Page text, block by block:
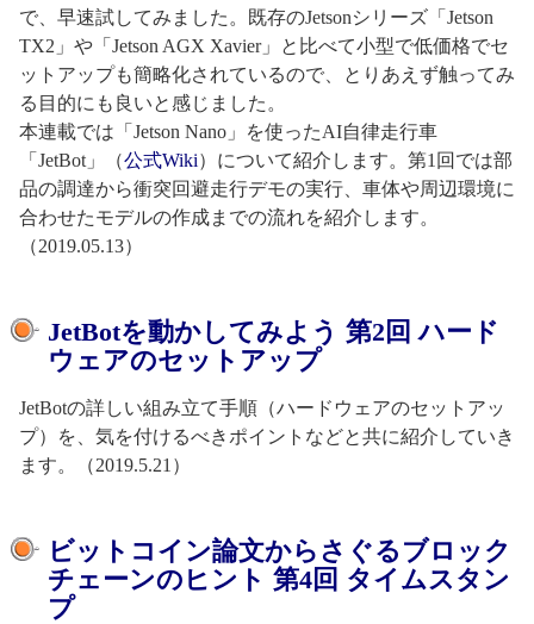
で、早速試してみました。既存のJetsonシリーズ「Jetson
TX2」や「Jetson AGX Xavier」と比べて小型で低価格でセ
ットアップも簡略化されているので、とりあえず触ってみ
る目的にも良いと感じました。
本連載では「Jetson Nano」を使ったAI自律走行車
「JetBot」（公式Wiki）について紹介します。第1回では部
品の調達から衝突回避走行デモの実行、車体や周辺環境に
合わせたモデルの作成までの流れを紹介します。
（2019.05.13）
JetBotを動かしてみよう 第2回 ハード
ウェアのセットアップ
JetBotの詳しい組み立て手順（ハードウェアのセットアッ
プ）を、気を付けるべきポイントなどと共に紹介していき
ます。（2019.5.21）
ビットコイン論文からさぐるブロック
チェーンのヒント 第4回 タイムスタン
プ